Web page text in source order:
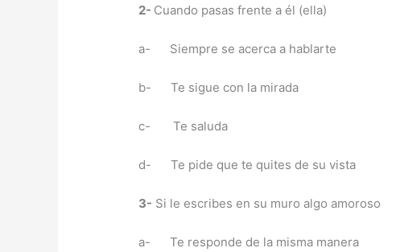
2- Cuando pasas frente a él (ella)
a- Siempre se acerca a hablarte
b- Te sigue con la mirada
c- Te saluda
d- Te pide que te quites de su vista
3- Si le escribes en su muro algo amoroso
a- Te responde de la misma manera